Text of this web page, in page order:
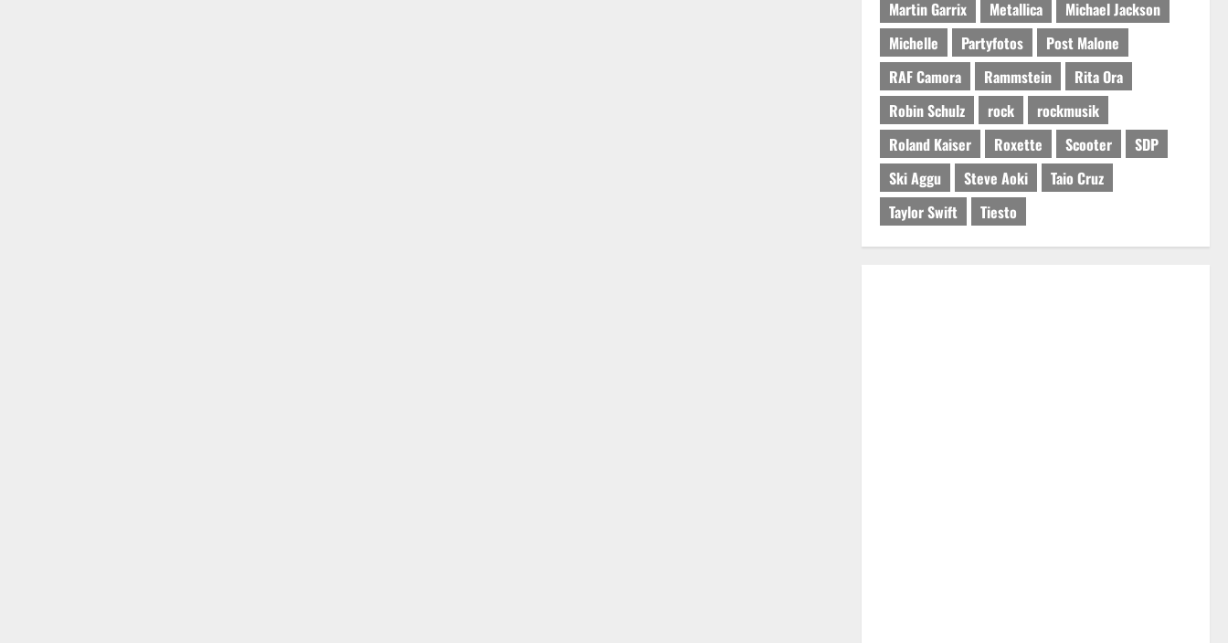
Martin Garrix
Metallica
Michael Jackson
Michelle
Partyfotos
Post Malone
RAF Camora
Rammstein
Rita Ora
Robin Schulz
rock
rockmusik
Roland Kaiser
Roxette Scooter
SDP
Ski Aggu
Steve Aoki
Taio Cruz
Taylor Swift
Tiesto